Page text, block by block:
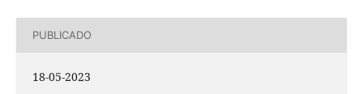
PUBLICADO
18-05-2023